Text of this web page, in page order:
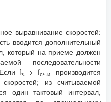
выравнивание скоростей:
вводится дополнительный
который на приеме должен
последовательности
fз. > fсч.и.
производится
скоростей; из считываемой
один тактовый интервал,